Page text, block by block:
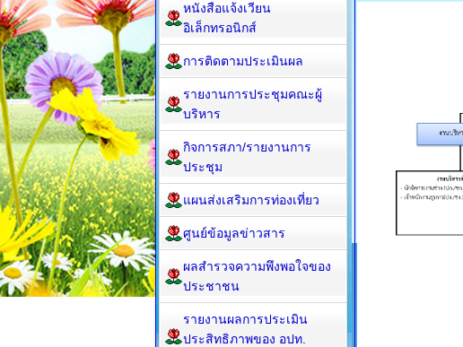
หนังสือแจ้งเวียน
อิเล็กทรอนิกส์
การติดตามประเมินผล
รายงานการประชุมคณะผู้
บริหาร
กิจการสภา/รายงานการ
ประชุม
แผนส่งเสริมการท่องเที่ยว
ศูนย์ข้อมูลข่าวสาร
ผลสำรวจความพึงพอใจของ
ประชาชน
รายงานผลการประเมิน
ประสิทธิภาพของ อปท.